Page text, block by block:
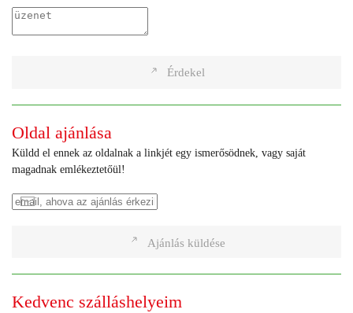
Érdekel
Oldal ajánlása
Küldd el ennek az oldalnak a linkjét egy ismerősödnek, vagy saját
magadnak emlékeztetőül!
Ajánlás küldése
Kedvenc szálláshelyeim